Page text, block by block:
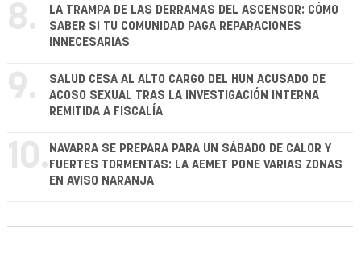
8.
LA TRAMPA DE LAS DERRAMAS DEL ASCENSOR: CÓMO
SABER SI TU COMUNIDAD PAGA REPARACIONES
INNECESARIAS
9.
SALUD CESA AL ALTO CARGO DEL HUN ACUSADO DE
ACOSO SEXUAL TRAS LA INVESTIGACIÓN INTERNA
REMITIDA A FISCALÍA
10. NAVARRA SE PREPARA PARA UN SÁBADO DE CALOR Y
FUERTES TORMENTAS: LA AEMET PONE VARIAS ZONAS
EN AVISO NARANJA